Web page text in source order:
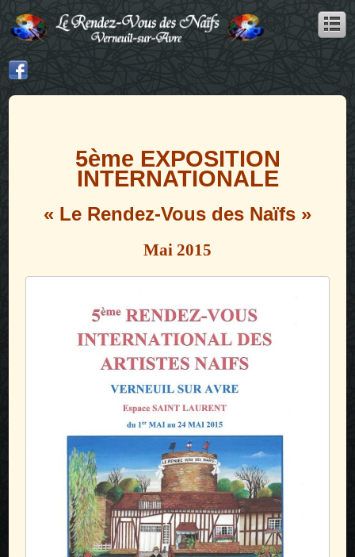
5ème EXPOSITION
INTERNATIONALE
« Le Rendez-Vous des Naïfs »
Mai 2015